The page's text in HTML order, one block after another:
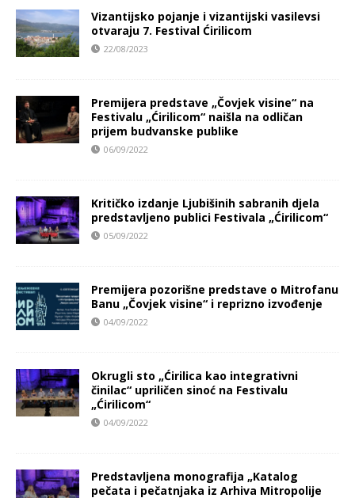
Vizantijsko pojanje i vizantijski vasilevsi
otvaraju 7. Festival Ćirilicom
22/08/2023
Premijera predstave „Čovjek visine“ na
Festivalu „Ćirilicom“ naišla na odličan
prijem budvanske publike
06/09/2022
Kritičko izdanje Ljubišinih sabranih djela
predstavljeno publici Festivala „Ćirilicom“
05/09/2022
Premijera pozorišne predstave o Mitrofanu
Banu „Čovjek visine“ i reprizno izvođenje
04/09/2022
Okrugli sto „Ćirilica kao integrativni
činilac“ upriličen sinoć na Festivalu
„Ćirilicom“
04/09/2022
Predstavljena monografija „Katalog
pečata i pečatnjaka iz Arhiva Mitropolije